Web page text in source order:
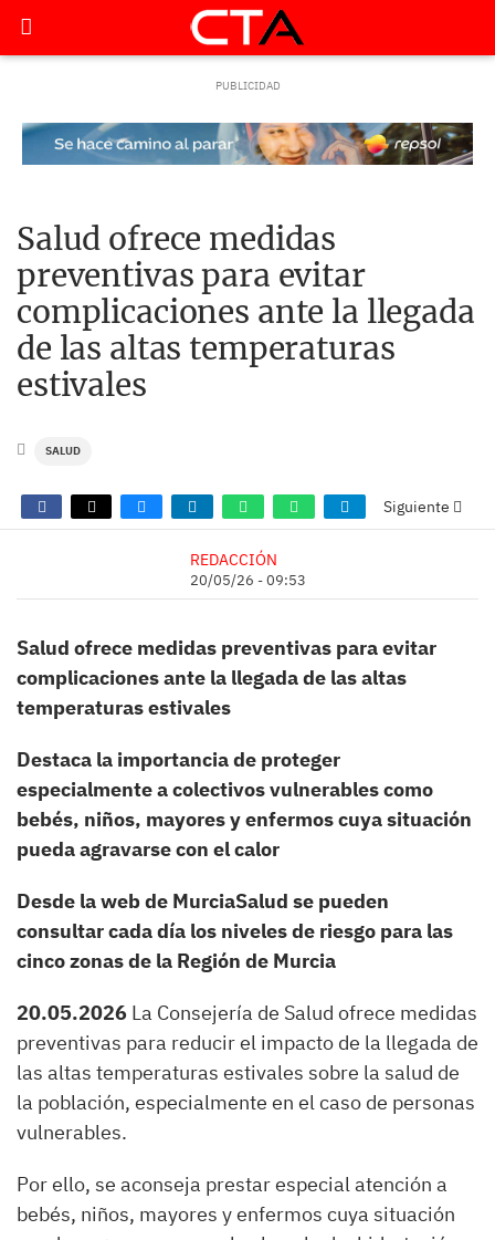
Salud ofrece medidas
preventivas para evitar
complicaciones ante la llegada
de las altas temperaturas
estivales
SALUD
Siguiente
REDACCIÓN
20/05/26 - 09:53
Salud ofrece medidas preventivas para evitar
complicaciones ante la llegada de las altas
temperaturas estivales
Destaca la importancia de proteger
especialmente a colectivos vulnerables como
bebés, niños, mayores y enfermos cuya situación
pueda agravarse con el calor
Desde la web de MurciaSalud se pueden
consultar cada día los niveles de riesgo para las
cinco zonas de la Región de Murcia
20.05.2026 La Consejería de Salud ofrece medidas
preventivas para reducir el impacto de la llegada de
las altas temperaturas estivales sobre la salud de
la población, especialmente en el caso de personas
vulnerables.
Por ello, se aconseja prestar especial atención a
bebés, niños, mayores y enfermos cuya situación